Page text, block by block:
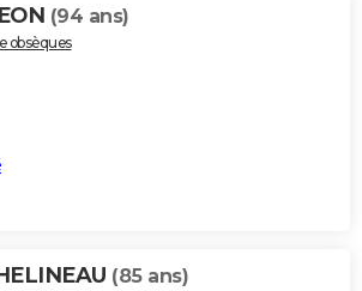
(94 ans)
obsèques
(85 ans)